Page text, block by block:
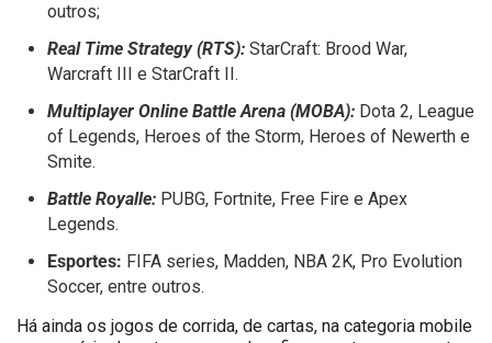
outros;
Real Time Strategy (RTS): StarCraft: Brood War,
Warcraft III e StarCraft II.
Multiplayer Online Battle Arena (MOBA): Dota 2, League
of Legends, Heroes of the Storm, Heroes of Newerth e
Smite.
Battle Royalle: PUBG, Fortnite, Free Fire e Apex
Legends.
Esportes: FIFA series, Madden, NBA 2K, Pro Evolution
Soccer, entre outros.
Há ainda os jogos de corrida, de cartas, na categoria mobile